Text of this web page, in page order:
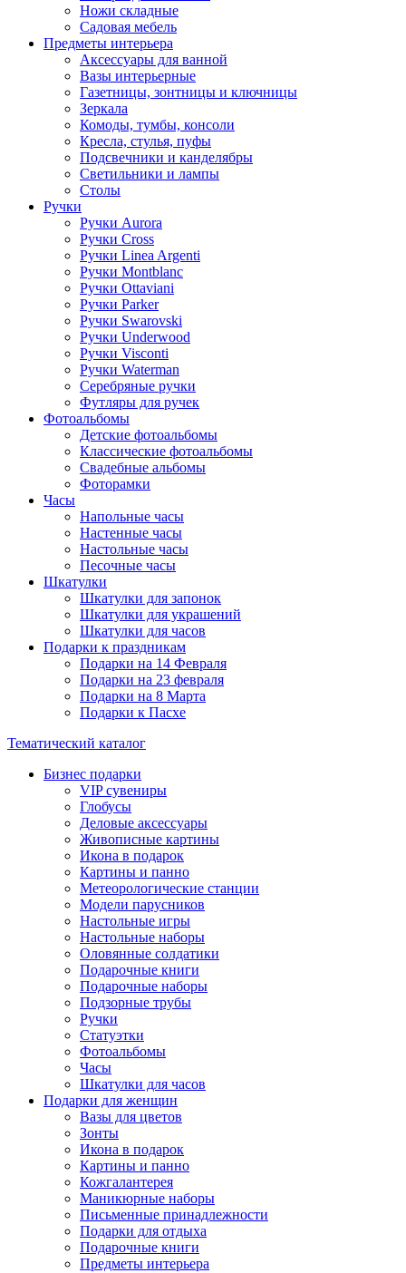
Ножи складные
Садовая мебель
Предметы интерьера
Аксессуары для ванной
Вазы интерьерные
Газетницы, зонтницы и ключницы
Зеркала
Комоды, тумбы, консоли
Кресла, стулья, пуфы
Подсвечники и канделябры
Светильники и лампы
Столы
Ручки
Ручки Aurora
Ручки Cross
Ручки Linea Argenti
Ручки Montblanc
Ручки Ottaviani
Ручки Parker
Ручки Swarovski
Ручки Underwood
Ручки Visconti
Ручки Waterman
Серебряные ручки
Футляры для ручек
Фотоальбомы
Детские фотоальбомы
Классические фотоальбомы
Свадебные альбомы
Фоторамки
Часы
Напольные часы
Настенные часы
Настольные часы
Песочные часы
Шкатулки
Шкатулки для запонок
Шкатулки для украшений
Шкатулки для часов
Подарки к праздникам
Подарки на 14 Февраля
Подарки на 23 февраля
Подарки на 8 Марта
Подарки к Пасхе
Тематический каталог
Бизнес подарки
VIP сувениры
Глобусы
Деловые аксессуары
Живописные картины
Икона в подарок
Картины и панно
Метеорологические станции
Модели парусников
Настольные игры
Настольные наборы
Оловянные солдатики
Подарочные книги
Подарочные наборы
Подзорные трубы
Ручки
Статуэтки
Фотоальбомы
Часы
Шкатулки для часов
Подарки для женщин
Вазы для цветов
Зонты
Икона в подарок
Картины и панно
Кожгалантерея
Маникюрные наборы
Письменные принадлежности
Подарки для отдыха
Подарочные книги
Предметы интерьера